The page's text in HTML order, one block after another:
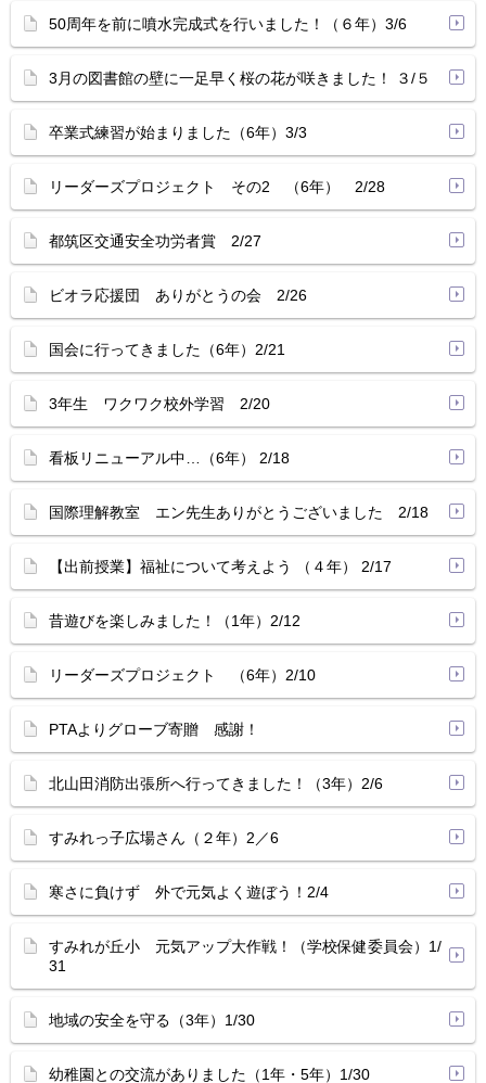
50周年を前に噴水完成式を行いました！（６年）3/6
3月の図書館の壁に一足早く桜の花が咲きました！ ３/５
卒業式練習が始まりました（6年）3/3
リーダーズプロジェクト その2 （6年） 2/28
都筑区交通安全功労者賞 2/27
ビオラ応援団 ありがとうの会 2/26
国会に行ってきました（6年）2/21
3年生 ワクワク校外学習 2/20
看板リニューアル中…（6年） 2/18
国際理解教室 エン先生ありがとうございました 2/18
【出前授業】福祉について考えよう （４年） 2/17
昔遊びを楽しみました！（1年）2/12
リーダーズプロジェクト （6年）2/10
PTAよりグローブ寄贈 感謝！
北山田消防出張所へ行ってきました！（3年）2/6
すみれっ子広場さん（２年）2／6
寒さに負けず 外で元気よく遊ぼう！2/4
すみれが丘小 元気アップ大作戦！（学校保健委員会）1/
31
地域の安全を守る（3年）1/30
幼稚園との交流がありました（1年・5年）1/30